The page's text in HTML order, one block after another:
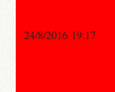
24/8/2016 19:17